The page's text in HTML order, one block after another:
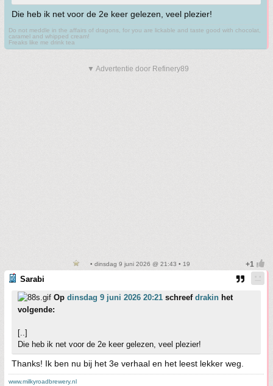
Die heb ik net voor de 2e keer gelezen, veel plezier!
Do not meddle in the affairs of dragons, for you are lickable and taste good with chocolat,
caramel and whipped cream!
Freaks like me drink tea
▼ Advertentie door Refinery89
• dinsdag 9 juni 2026 @ 21:43 • 19
Sarabi
Op dinsdag 9 juni 2026 20:21 schreef drakin het
volgende:
[..]
Die heb ik net voor de 2e keer gelezen, veel plezier!
Thanks! Ik ben nu bij het 3e verhaal en het leest lekker weg.
www.milkyroadbrewery.nl